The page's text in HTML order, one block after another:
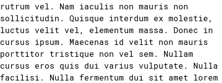
rutrum vel. Nam iaculis non mauris non
sollicitudin. Quisque interdum ex molestie,
luctus velit vel, elementum massa. Donec in
cursus ipsum. Maecenas id velit non mauris
porttitor tristique non vel sem. Nullam
cursus eros quis dui varius vulputate. Nulla
facilisi. Nulla fermentum dui sit amet lorem